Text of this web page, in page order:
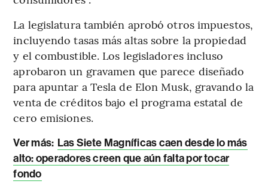
La legislatura también aprobó otros impuestos,
incluyendo tasas más altas sobre la propiedad
y el combustible. Los legisladores incluso
aprobaron un gravamen que parece diseñado
para apuntar a Tesla de Elon Musk, gravando la
venta de créditos bajo el programa estatal de
cero emisiones.
Ver más: Las Siete Magníficas caen desde lo más
alto: operadores creen que aún falta por tocar
fondo